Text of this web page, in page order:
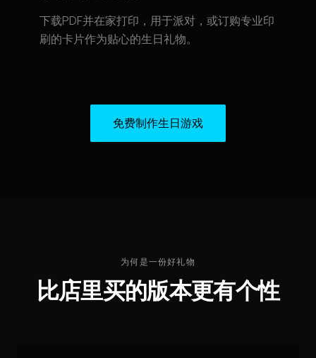
下载PDF并在家打印，用于派对，或订购专业印
刷的卡片作为贴心的生日礼物。
免费制作生日游戏
为何是一份好礼物
比店里买的版本更有个性